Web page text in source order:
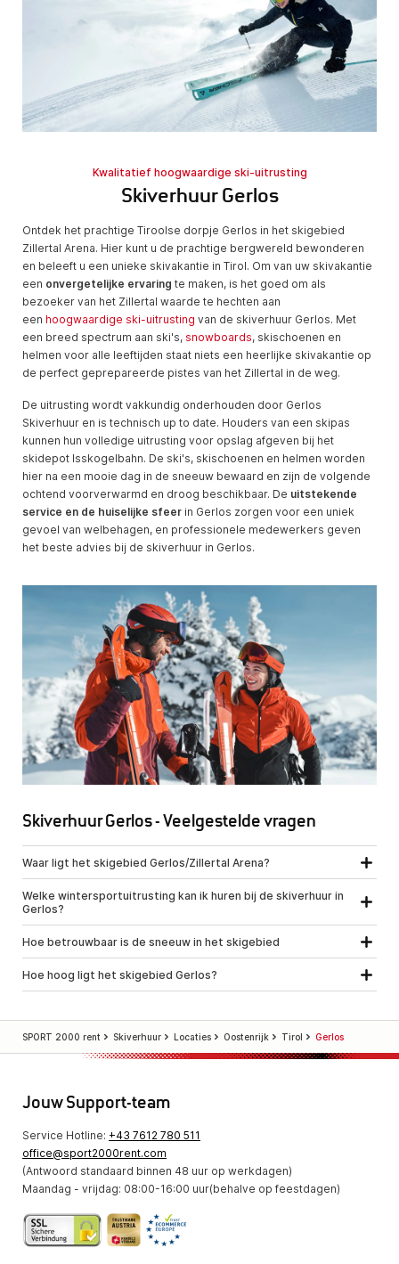
Kwalitatief hoogwaardige ski-uitrusting
Skiverhuur Gerlos
Ontdek het prachtige Tiroolse dorpje Gerlos in het skigebied
Zillertal Arena. Hier kunt u de prachtige bergwereld bewonderen
en beleeft u een unieke skivakantie in Tirol. Om van uw skivakantie
een onvergetelijke ervaring te maken, is het goed om als
bezoeker van het Zillertal waarde te hechten aan
een hoogwaardige ski-uitrusting van de skiverhuur Gerlos. Met
een breed spectrum aan ski's, snowboards, skischoenen en
helmen voor alle leeftijden staat niets een heerlijke skivakantie op
de perfect geprepareerde pistes van het Zillertal in de weg.
De uitrusting wordt vakkundig onderhouden door Gerlos
Skiverhuur en is technisch up to date. Houders van een skipas
kunnen hun volledige uitrusting voor opslag afgeven bij het
skidepot Isskogelbahn. De ski's, skischoenen en helmen worden
hier na een mooie dag in de sneeuw bewaard en zijn de volgende
ochtend voorverwarmd en droog beschikbaar. De uitstekende
service en de huiselijke sfeer in Gerlos zorgen voor een uniek
gevoel van welbehagen, en professionele medewerkers geven
het beste advies bij de skiverhuur in Gerlos.
Skiverhuur Gerlos - Veelgestelde vragen
Waar ligt het skigebied Gerlos/Zillertal Arena?
Welke wintersportuitrusting kan ik huren bij de skiverhuur in
Gerlos?
Hoe betrouwbaar is de sneeuw in het skigebied
Hoe hoog ligt het skigebied Gerlos?
SPORT 2000 rent Skiverhuur Locaties Oostenrijk Tirol Gerlos
Jouw Support-team
Service Hotline: +43 7612 780 511
office@sport2000rent.com
(Antwoord standaard binnen 48 uur op werkdagen)
Maandag - vrijdag: 08:00-16:00 uur(behalve op feestdagen)